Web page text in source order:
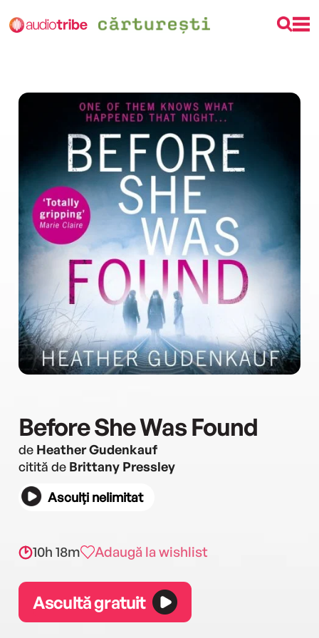
Before She Was Found
de Heather Gudenkauf
citită de Brittany Pressley
Asculți nelimitat
10h 18m Adaugă la wishlist
Ascultă gratuit